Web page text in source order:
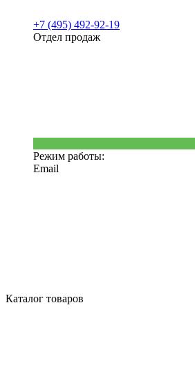
+7 (495) 492-92-19
Отдел продаж
Режим работы:
Email
Каталог товаров